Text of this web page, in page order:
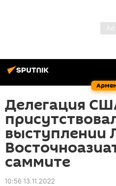
Делегация
выступлении
саммите
10:56 13.11.2022